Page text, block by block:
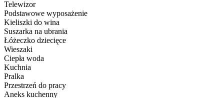
Telewizor
Podstawowe wyposażenie
Kieliszki do wina
Suszarka na ubrania
Łóżeczko dziecięce
Wieszaki
Ciepła woda
Kuchnia
Pralka
Przestrzeń do pracy
Aneks kuchenny